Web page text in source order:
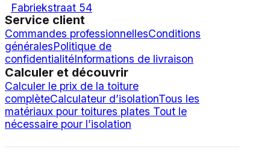
Fabriekstraat 54
Service client
Commandes professionnellesConditions
généralesPolitique de
confidentialitéInformations de livraison
Calculer et découvrir
Calculer le prix de la toiture
complèteCalculateur d’isolationTous les
matériaux pour toitures plates Tout le
nécessaire pour l’isolation